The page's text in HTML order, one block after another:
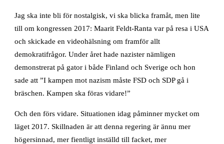
Jag ska inte bli för nostalgisk, vi ska blicka framåt, men lite
till om kongressen 2017: Maarit Feldt-Ranta var på resa i USA
och skickade en videohälsning om framför allt
demokratifrågor. Under året hade nazister nämligen
demonstrerat på gator i både Finland och Sverige och hon
sade att ”I kampen mot nazism måste FSD och SDP gå i
bräschen. Kampen ska föras vidare!”
Och den förs vidare. Situationen idag påminner mycket om
läget 2017. Skillnaden är att denna regering är ännu mer
högersinnad, mer fientligt inställd till facket, mer